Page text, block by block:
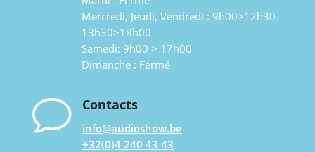
Mercredi, Jeudi, Vendredi : 9h00>12h30
13h30>18h00
Samedi: 9h00 > 17h00
Dimanche : Fermé
v Contacts
info@audioshow.be
+32(0)4 240 43 43